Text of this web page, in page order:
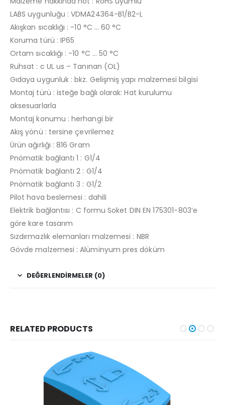
LABS uygunluğu : VDMA24364-B1/B2-L
Akışkan sıcaklığı : -10 °C … 60 °C
Koruma türü : IP65
Ortam sıcaklığı : -10 °C … 50 °C
Ruhsat : c UL us – Tanınan (OL)
Gıdaya uygunluk : bkz. Gelişmiş yapı malzemesi bilgisi
Montaj türü : isteğe bağlı olarak: Hat kurulumu
aksesuarlarla
Montaj konumu : herhangi bir
Akış yönü : tersine çevrilemez
Ürün ağırlığı : 816 Gram
Pnömatik bağlantı 1 : G1/4
Pnömatik bağlantı 2 : G1/4
Pnömatik bağlantı 3 : G1/2
Pilot hava beslemesi : dahili
Elektrik bağlantısı : C formu Soket DIN EN 175301-803’e
göre kare tasarım
Sızdırmazlık elemanları malzemesi : NBR
Gövde malzemesi : Alüminyum pres döküm
DEĞERLENDIRMELER (0)
RELATED PRODUCTS